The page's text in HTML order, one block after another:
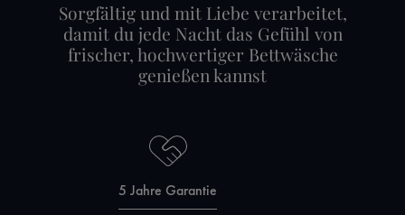
Sorgfältig und mit Liebe verarbeitet,
damit du jede Nacht das Gefühl von
frischer, hochwertiger Bettwäsche
genießen kannst
5 Jahre Garantie